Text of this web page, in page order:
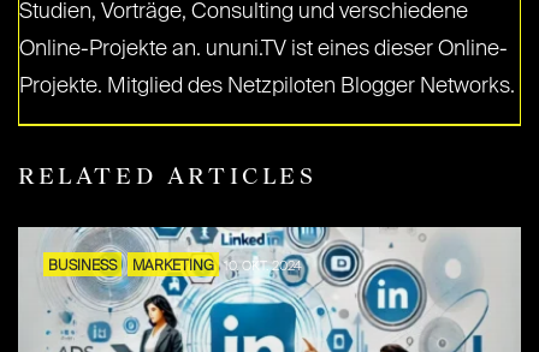
Studien, Vorträge, Consulting und verschiedene
Online-Projekte an. ununi.TV ist eines dieser Online-
Projekte. Mitglied des Netzpiloten Blogger Networks.
RELATED ARTICLES
BUSINESS MARKETING 10. OKT. 2024